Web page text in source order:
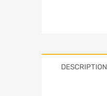
DESCRIPTION